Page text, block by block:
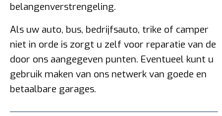
belangenverstrengeling.
Als uw auto, bus, bedrijfsauto, trike of camper
niet in orde is zorgt u zelf voor reparatie van de
door ons aangegeven punten. Eventueel kunt u
gebruik maken van ons netwerk van goede en
betaalbare garages.